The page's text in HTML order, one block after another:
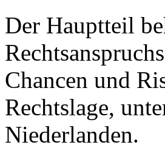
Der Hauptteil
Chancen und
Rechtslage,
Niederlanden.